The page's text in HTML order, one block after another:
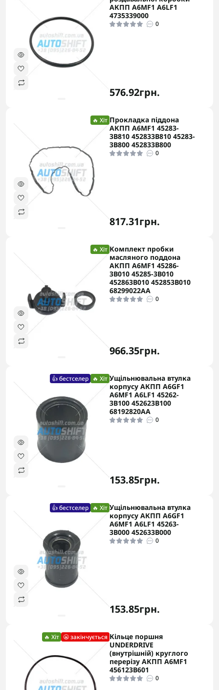
АКПП A6MF1 A6LF1
4735339000
0
576.92грн.
🔥 Хіт Прокладка піддона
АКПП A6MF1 45283-
3B810 452833B810 45283-
3B800 452833B800
0
817.31грн.
🔥 Хіт Комплект пробки
масляного поддона
АКПП A6MF1 45286-
3B010 45285-3B010
452863B010 452853B010
68299022AA
0
966.35грн.
👍 бестселер 🔥 Хіт Ущільнювальна втулка
корпусу АКПП A6GF1
A6MF1 A6LF1 45262-
3B100 452623B100
68192820AA
0
153.85грн.
👍 бестселер 🔥 Хіт Ущільнювальна втулка
корпусу АКПП A6GF1
A6MF1 A6LF1 45263-
3B000 452633B000
0
153.85грн.
🔥 Хіт 😬 закінчується Кільце поршня
UNDERDRIVE
(внутрішній) круглого
перерізу АКПП A6MF1
456123B601
0